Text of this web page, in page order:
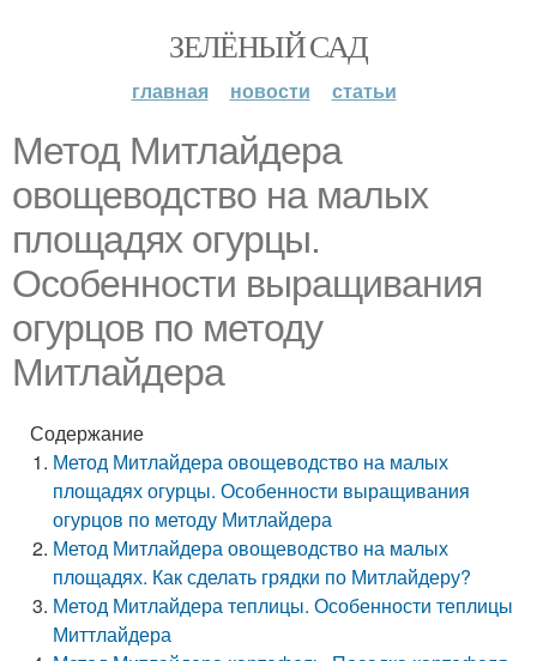
ЗЕЛЁНЫЙ САД
главная новости статьи
Метод Митлайдера
овощеводство на малых
площадях огурцы.
Особенности выращивания
огурцов по методу
Митлайдера
Содержание
Метод Митлайдера овощеводство на малых
площадях огурцы. Особенности выращивания
огурцов по методу Митлайдера
Метод Митлайдера овощеводство на малых
площадях. Как сделать грядки по Митлайдеру?
Метод Митлайдера теплицы. Особенности теплицы
Миттлайдера